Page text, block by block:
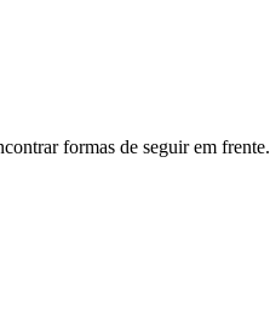
formas de seguir em frente.